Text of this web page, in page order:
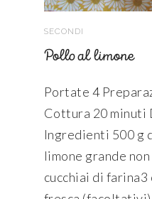
SECONDI
Pollo al limone
Portate 4
Cottura 20
Ingredienti 500 g
limone grande
cucchiai di farina3